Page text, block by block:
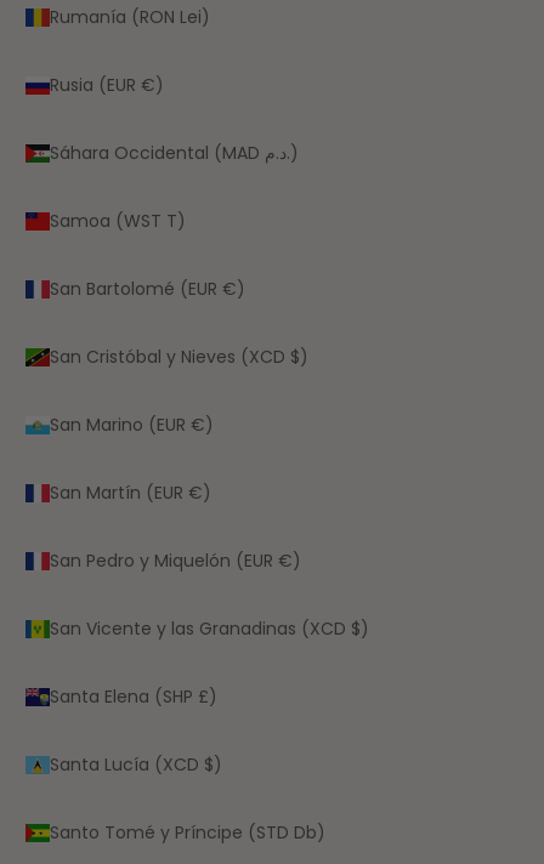
Rumanía (RON Lei)
Rusia (EUR €)
Sáhara Occidental (MAD د.م.)
Samoa (WST T)
San Bartolomé (EUR €)
San Cristóbal y Nieves (XCD $)
San Marino (EUR €)
San Martín (EUR €)
San Pedro y Miquelón (EUR €)
San Vicente y las Granadinas (XCD $)
Santa Elena (SHP £)
Santa Lucía (XCD $)
Santo Tomé y Príncipe (STD Db)